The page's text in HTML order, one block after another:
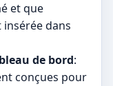
et que
dans
de bord:
conçues pour